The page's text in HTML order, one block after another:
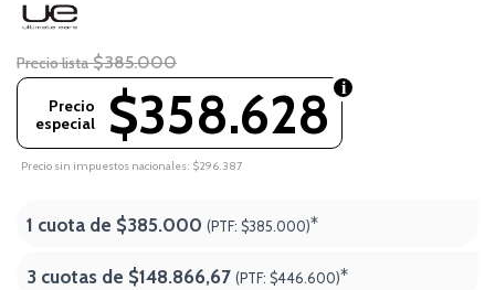
Precio lista $385.000
$358.628
Precio
especial
Precio sin impuestos nacionales: $296.387
1 cuota de $385.000 (PTF: $385.000)*
3 cuotas de $148.866,67 (PTF: $446.600)*